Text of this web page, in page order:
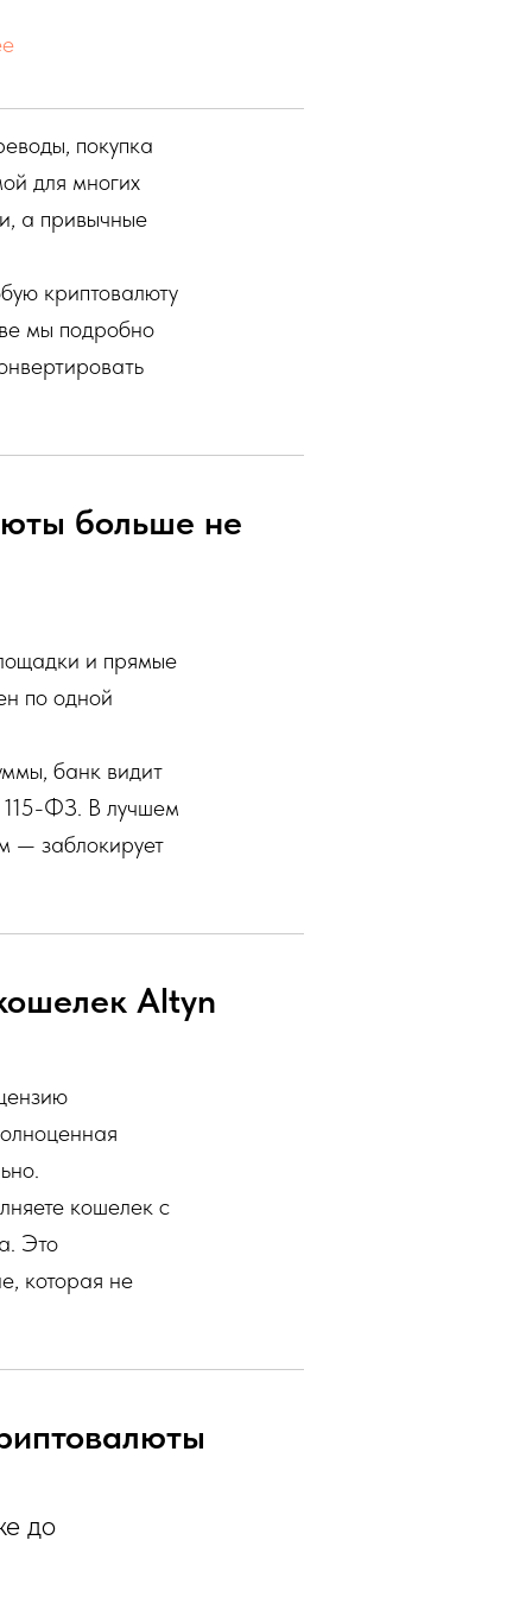
покупка
для многих
а привычные
криптовалюту
мы подробно
больше не
и прямые
по одной
банк видит
115-ФЗ. В лучшем
— заблокирует
Altyn
кошелек с
Это
которая не
до